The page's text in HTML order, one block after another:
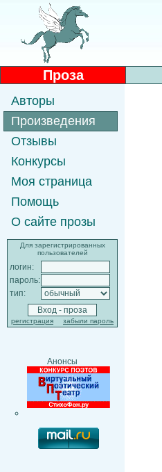
Проза
Авторы
Произведения
Отзывы
Конкурсы
Моя страница
Помощь
О сайте прозы
Для зарегистрированных
пользователей
логин:
пароль:
тип:
регистрация забыли пароль
Анонсы